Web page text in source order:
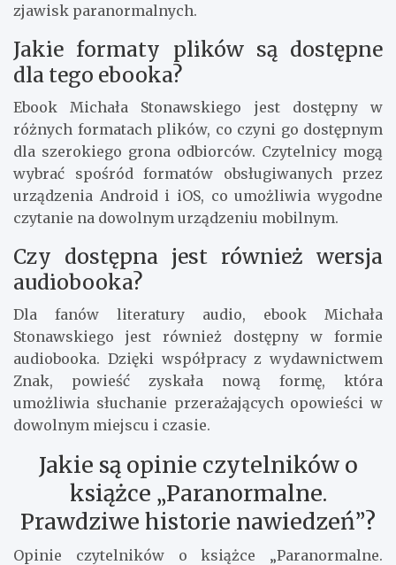
zjawisk paranormalnych.
Jakie formaty plików są dostępne
dla tego ebooka?
Ebook Michała Stonawskiego jest dostępny w
różnych formatach plików, co czyni go dostępnym
dla szerokiego grona odbiorców. Czytelnicy mogą
wybrać spośród formatów obsługiwanych przez
urządzenia Android i iOS, co umożliwia wygodne
czytanie na dowolnym urządzeniu mobilnym.
Czy dostępna jest również wersja
audiobooka?
Dla fanów literatury audio, ebook Michała
Stonawskiego jest również dostępny w formie
audiobooka. Dzięki współpracy z wydawnictwem
Znak, powieść zyskała nową formę, która
umożliwia słuchanie przerażających opowieści w
dowolnym miejscu i czasie.
Jakie są opinie czytelników o
książce „Paranormalne.
Prawdziwe historie nawiedzeń”?
Opinie czytelników o książce „Paranormalne.